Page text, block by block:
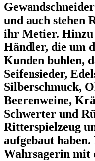
und auch stehen
ihr Metier. Hinzu
Händler, die um
Kunden buhlen,
Seifensieder,
Silberschmuck,
Beerenweine,
Schwerter und
Ritterspielzeug
aufgebaut haben.
Wahrsagerin mit